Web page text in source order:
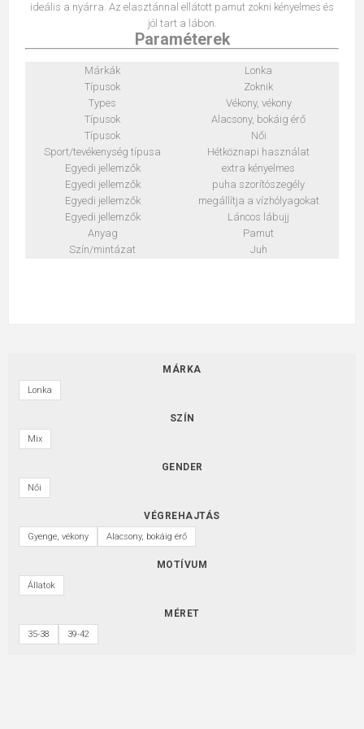
ideális a nyárra. Az elasztánnal ellátott pamut zokni kényelmes és
jól tart a lábon.
Paraméterek
Márkák
Lonka
Típusok
Zoknik
Types
Vékony, vékony
Típusok
Alacsony, bokáig érő
Típusok
Női
Sport/tevékenység típusa
Hétköznapi használat
Egyedi jellemzők
extra kényelmes
Egyedi jellemzők
puha szorítószegély
Egyedi jellemzők
megállítja a vízhólyagokat
Egyedi jellemzők
Láncos lábujj
Anyag
Pamut
Szín/mintázat
Juh
MÁRKA
Lonka
SZÍN
Mix
GENDER
Női
VÉGREHAJTÁS
Gyenge, vékony Alacsony, bokáig érő
MOTÍVUM
Állatok
MÉRET
35-38 39-42